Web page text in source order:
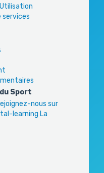
services
Sport
nous sur
learning La